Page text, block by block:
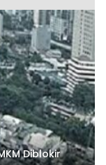
Diblokir